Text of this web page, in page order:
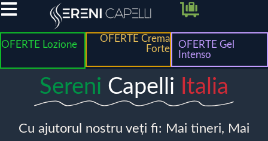
OFERTE Lozione
OFERTE Crema
Forte
OFERTE Gel
Intenso
Sereni Capelli Italia
Cu ajutorul nostru veți fi: Mai tineri, Mai